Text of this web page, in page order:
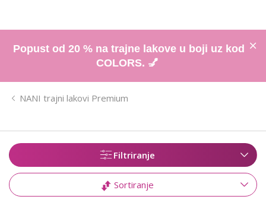
Popust od 20 % na trajne lakove u boji uz kod
COLORS. 💅
NANI trajni lakovi Premium
Filtriranje
Sortiranje